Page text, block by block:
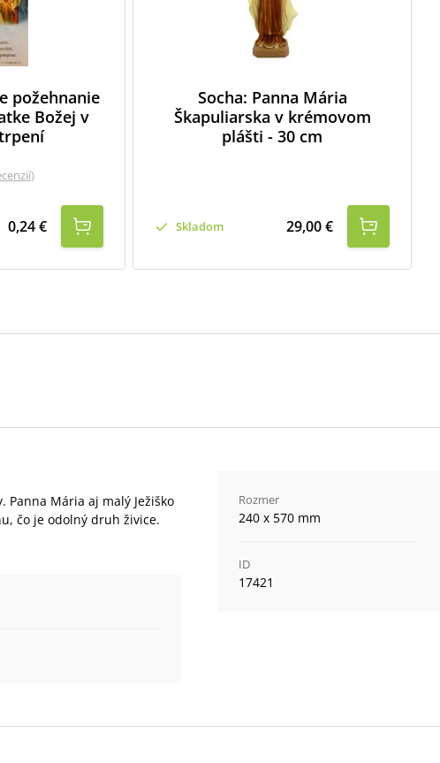
požehnanie
Božej v
)
0,24 €
Socha: Panna Mária
Škapuliarska v krémovom
plášti - 30 cm
Skladom 29,00 €
Mária aj malý Ježiško
čo je odolný druh živice.
Rozmer
240 x 570 mm
ID
17421